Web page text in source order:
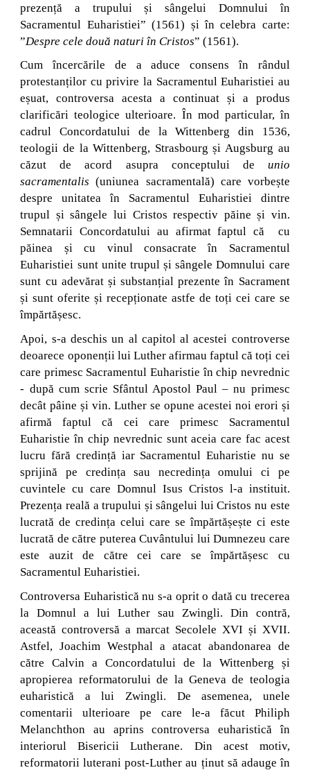
prezență a trupului și sângelui Domnului în
Sacramentul Euharistiei” (1561) și în celebra carte:
”Despre cele două naturi în Cristos” (1561).
Cum încercările de a aduce consens în rândul
protestanților cu privire la Sacramentul Euharistiei au
eșuat, controversa acesta a continuat și a produs
clarificări teologice ulterioare. În mod particular, în
cadrul Concordatului de la Wittenberg din 1536,
teologii de la Wittenberg, Strasbourg și Augsburg au
căzut de acord asupra conceptului de unio
sacramentalis(uniunea sacramentală) care vorbește
despre unitatea în Sacramentul Euharistiei dintre
trupul și sângele lui Cristos respectiv păine și vin.
Semnatarii Concordatului au afirmat faptul că cu
păinea și cu vinul consacrate în Sacramentul
Euharistiei sunt unite trupul și sângele Domnului care
sunt cu adevărat și substanțial prezente în Sacrament
și sunt oferite și recepționate astfe de toți cei care se
împărtășesc.
Apoi, s-a deschis un al capitol al acestei controverse
deoarece oponenții lui Luther afirmau faptul că toți cei
care primesc Sacramentul Euharistie în chip nevrednic
- după cum scrie Sfântul Apostol Paul – nu primesc
decât pâine și vin. Luther se opune acestei noi erori și
afirmă faptul că cei care primesc Sacramentul
Euharistie în chip nevrednic sunt aceia care fac acest
lucru fără credință iar Sacramentul Euharistie nu se
sprijină pe credința sau necredința omului ci pe
cuvintele cu care Domnul Isus Cristos l-a instituit.
Prezența reală a trupului și sângelui lui Cristos nu este
lucrată de credința celui care se împărtășește ci este
lucrată de către puterea Cuvântului lui Dumnezeu care
este auzit de către cei care se împărtășesc cu
Sacramentul Euharistiei.
Controversa Euharistică nu s-a oprit o dată cu trecerea
la Domnul a lui Luther sau Zwingli. Din contră,
această controversă a marcat Secolele XVI și XVII.
Astfel, Joachim Westphal a atacat abandonarea de
către Calvin a Concordatului de la Wittenberg și
apropierea reformatorului de la Geneva de teologia
euharistică a lui Zwingli. De asemenea, unele
comentarii ulterioare pe care le-a făcut Philiph
Melanchthon au aprins controversa euharistică în
interiorul Bisericii Lutherane. Din acest motiv,
reformatorii luterani post-Luther au ținut să adauge în